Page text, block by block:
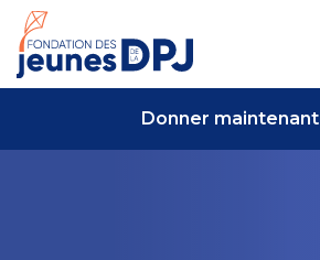
Skip
content
Donner maintenant